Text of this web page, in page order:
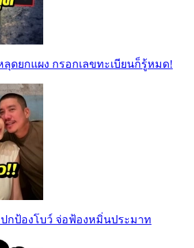
ดยกแผง กรอกเลขทะเบียนก็รู้หมด!
กป้องโบว์ จ่อฟ้องหมิ่นประมาท